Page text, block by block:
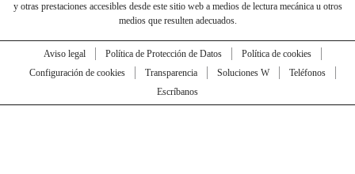
y otras prestaciones accesibles desde este sitio web a medios de lectura mecánica u otros
medios que resulten adecuados.
Aviso legal Política de Protección de Datos
Política de cookies
Configuración de cookies
Transparencia Soluciones W
Teléfonos
Escríbanos